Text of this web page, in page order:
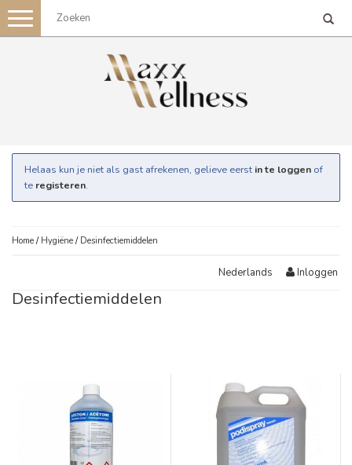
Toggle
navigation
Helaas kun je niet als gast afrekenen, gelieve eerst in te loggen of
te registeren.
Home / Hygiëne / Desinfectiemiddelen
Nederlands Inloggen
Desinfectiemiddelen